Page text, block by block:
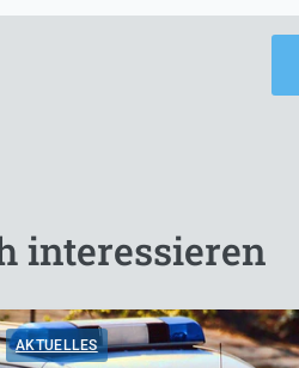
interessieren
AKTUELLES